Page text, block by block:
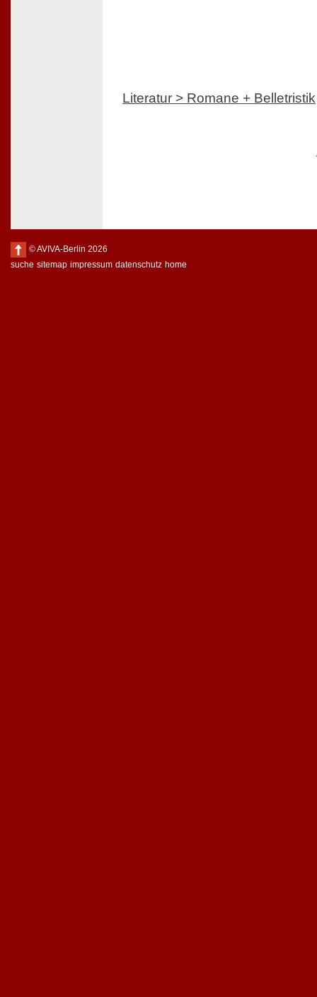
Literatur > Romane + Belletristik
© AVIVA-Berlin 2026
suche sitemap impressum datenschutz home